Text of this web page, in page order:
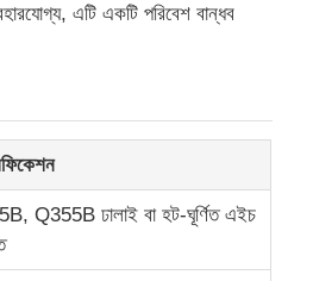
এটি একটি পরিবেশ বান্ধব
Q355B ঢালাই বা হট-ঘূর্ণিত এইচ